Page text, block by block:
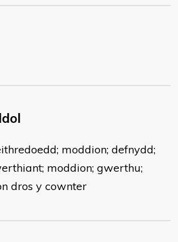
moddion; defnydd;
moddion; gwerthu;
dros y cownter